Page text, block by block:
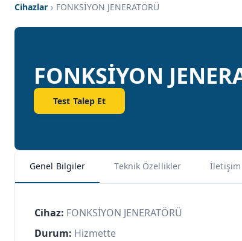
Cihazlar FONKSİYON JENERATÖRÜ
FONKSİYON
Test Talep Et
Genel Bilgiler Teknik Özellikler İletişim
Cihaz: FONKSİYON JENERATÖRÜ
Durum: Hizmette